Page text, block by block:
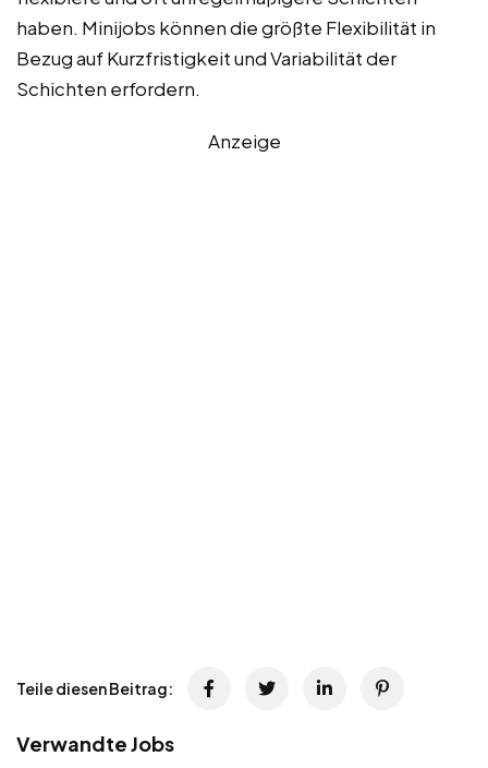
haben. Minijobs können die größte Flexibilität in
Bezug auf Kurzfristigkeit und Variabilität der
Schichten erfordern.
Anzeige
Teile diesen Beitrag:
Verwandte Jobs